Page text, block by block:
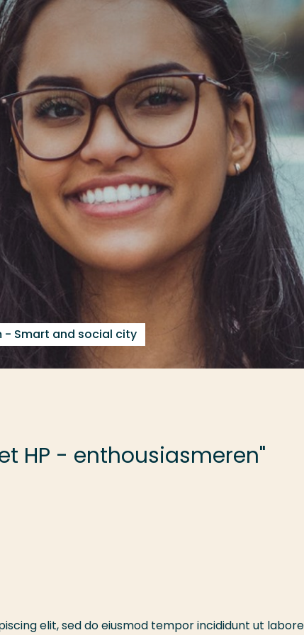
- Smart and social city
HP - enthousiasmeren"
elit, sed do eiusmod tempor incididunt ut